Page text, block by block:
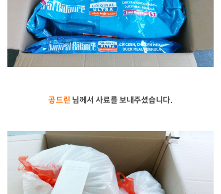
공드린 님께서 사료를 보내주셨습니다.